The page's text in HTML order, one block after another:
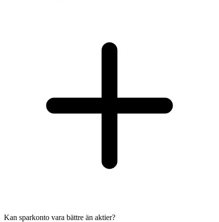
Kan sparkonto vara bättre än aktier?